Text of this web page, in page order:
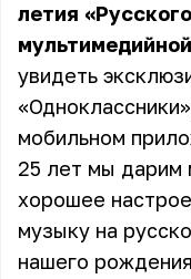
летия
увидеть
«Одноклассники»
мобильном
25 лет мы дарим
хорошее
музыку на
нашего